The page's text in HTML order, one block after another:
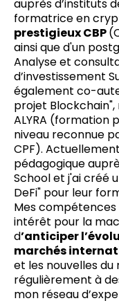
auprès d’instituts
formatrice en
prestigieux CBP
ainsi que d'un
Analyse et
d’investissement
également co-
projet Blockchain",
ALYRA (formation
niveau reconnue
CPF).
pédagogique
School et j'ai créé
DeFi" pour leur
Mes compétences
intérêt pour la
d’anticiper
marchés
et les nouvelles
régulièrement à
mon réseau